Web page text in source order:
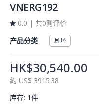
VNERG192
0.0 | 共0则评价
产品分类
耳环
HK$30,540.00
約 US$ 3915.38
库存: 1件